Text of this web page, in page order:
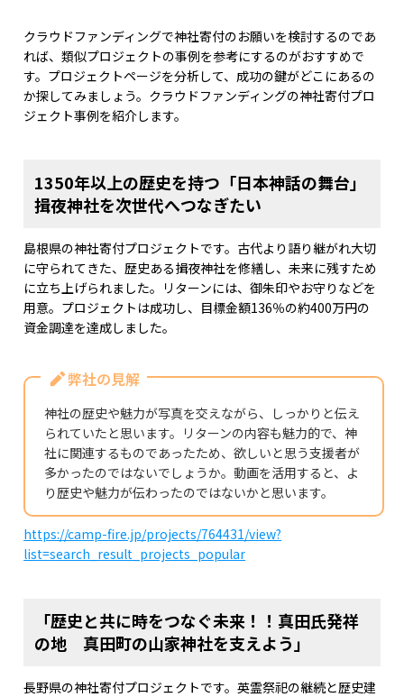
クラウドファンディングで神社寄付のお願いを検討するのであ
れば、類似プロジェクトの事例を参考にするのがおすすめで
す。プロジェクトページを分析して、成功の鍵がどこにあるの
か探してみましょう。クラウドファンディングの神社寄付プロ
ジェクト事例を紹介します。
1350年以上の歴史を持つ「日本神話の舞台」
揖夜神社を次世代へつなぎたい
島根県の神社寄付プロジェクトです。古代より語り継がれ大切
に守られてきた、歴史ある揖夜神社を修繕し、未来に残すため
に立ち上げられました。リターンには、御朱印やお守りなどを
用意。プロジェクトは成功し、目標金額136％の約400万円の
資金調達を達成しました。
弊社の見解
神社の歴史や魅力が写真を交えながら、しっかりと伝え
られていたと思います。リターンの内容も魅力的で、神
社に関連するものであったため、欲しいと思う支援者が
多かったのではないでしょうか。動画を活用すると、よ
り歴史や魅力が伝わったのではないかと思います。
https://camp-fire.jp/projects/764431/view?
list=search_result_projects_popular
「歴史と共に時をつなぐ未来！！真田氏発祥
の地 真田町の山家神社を支えよう」
長野県の神社寄付プロジェクトです。英霊祭祀の継続と歴史建